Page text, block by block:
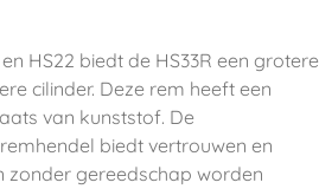
HS22 biedt de HS33R een grotere
cilinder. Deze rem heeft een
van kunststof. De
biedt vertrouwen en
zonder gereedschap worden